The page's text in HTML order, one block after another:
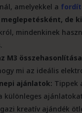
amelyekkel a
de
mindenkinek
M3
mi az ideális
ajánlatok: Tippek
különleges
kreatív ajándék